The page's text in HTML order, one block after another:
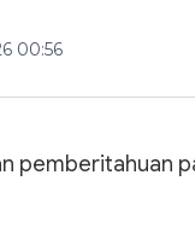
00:56
pemberitahuan